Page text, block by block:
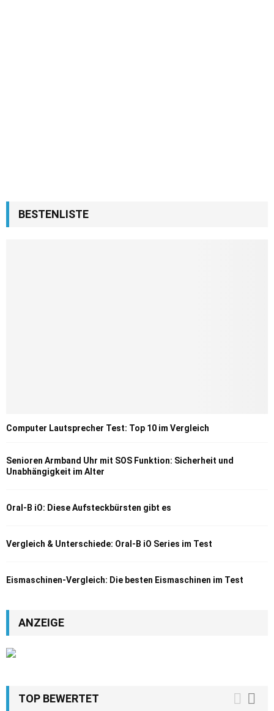
BESTENLISTE
Computer Lautsprecher Test: Top 10 im Vergleich
Senioren Armband Uhr mit SOS Funktion: Sicherheit und
Unabhängigkeit im Alter
Oral-B iO: Diese Aufsteckbürsten gibt es
Vergleich & Unterschiede: Oral-B iO Series im Test
Eismaschinen-Vergleich: Die besten Eismaschinen im Test
ANZEIGE
TOP BEWERTET